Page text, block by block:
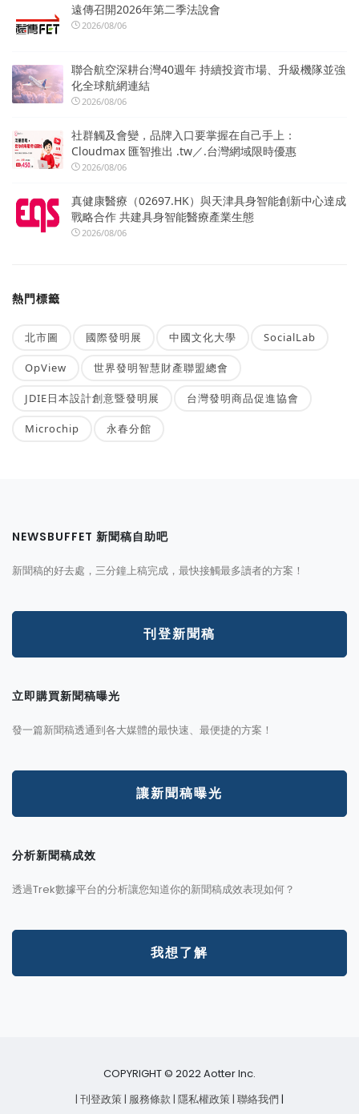
遠傳召開2026年第二季法說會
2026/08/06
聯合航空深耕台灣40週年 持續投資市場、升級機隊並強
化全球航網連結
2026/08/06
社群觸及會變，品牌入口要掌握在自己手上：
Cloudmax 匯智推出 .tw／.台灣網域限時優惠
2026/08/06
真健康醫療（02697.HK）與天津具身智能創新中心達成
戰略合作 共建具身智能醫療產業生態
2026/08/06
熱門標籤
北市圖 國際發明展 中國文化大學 SocialLab
OpView 世界發明智慧財產聯盟總會
JDIE日本設計創意暨發明展 台灣發明商品促進協會
Microchip 永春分館
NEWSBUFFET 新聞稿自助吧
新聞稿的好去處，三分鐘上稿完成，最快接觸最多讀者的方案！
刊登新聞稿
立即購買新聞稿曝光
發一篇新聞稿透通到各大媒體的最快速、最便捷的方案！
讓新聞稿曝光
分析新聞稿成效
透過Trek數據平台的分析讓您知道你的新聞稿成效表現如何？
我想了解
COPYRIGHT © 2022 Aotter Inc.
| 刊登政策| 服務條款| 隱私權政策| 聯絡我們 |